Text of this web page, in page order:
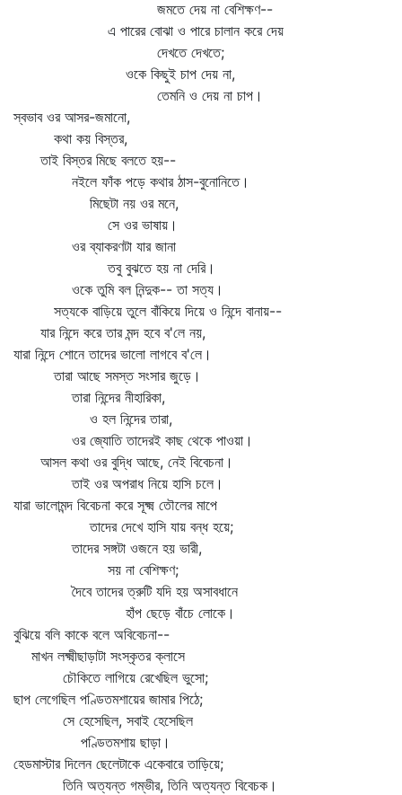
জমতে দেয় না বেশিক্ষণ--
এ পারের বোঝা ও পারে চালান করে দেয়
দেখতে দেখতে;
ওকে কিছুই চাপ দেয় না,
তেমনি ও দেয় না চাপ।
স্বভাব ওর আসর-জমানো,
কথা কয় বিস্তর,
তাই বিস্তর মিছে বলতে হয়--
নইলে ফাঁক পড়ে কথার ঠাস-বুনোনিতে।
মিছেটা নয় ওর মনে,
সে ওর ভাষায়।
ওর ব্যাকরণটা যার জানা
তবু বুঝতে হয় না দেরি।
ওকে তুমি বল নিন্দুক-- তা সত্য।
সত্যকে বাড়িয়ে তুলে বাঁকিয়ে দিয়ে ও নিন্দে বানায়--
যার নিন্দে করে তার মন্দ হবে ব'লে নয়,
যারা নিন্দে শোনে তাদের ভালো লাগবে ব'লে।
তারা আছে সমস্ত সংসার জুড়ে।
তারা নিন্দের নীহারিকা,
ও হল নিন্দের তারা,
ওর জ্যোতি তাদেরই কাছ থেকে পাওয়া।
আসল কথা ওর বুদ্ধি আছে, নেই বিবেচনা।
তাই ওর অপরাধ নিয়ে হাসি চলে।
যারা ভালোমন্দ বিবেচনা করে সূক্ষ্ম তৌলের মাপে
তাদের দেখে হাসি যায় বন্ধ হয়ে;
তাদের সঙ্গটা ওজনে হয় ভারী,
সয় না বেশিক্ষণ;
দৈবে তাদের ত্রুটি যদি হয় অসাবধানে
হাঁপ ছেড়ে বাঁচে লোকে।
বুঝিয়ে বলি কাকে বলে অবিবেচনা--
মাখন লক্ষ্মীছাড়াটা সংস্কৃতর ক্লাসে
চৌকিতে লাগিয়ে রেখেছিল ভুসো;
ছাপ লেগেছিল পণ্ডিতমশায়ের জামার পিঠে;
সে হেসেছিল, সবাই হেসেছিল
পণ্ডিতমশায় ছাড়া।
হেডমাস্টার দিলেন ছেলেটাকে একেবারে তাড়িয়ে;
তিনি অত্যন্ত গম্ভীর, তিনি অত্যন্ত বিবেচক।